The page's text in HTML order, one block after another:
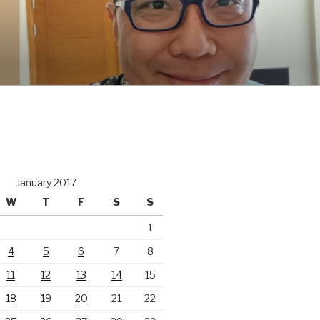
January 2017
W T F S S
1
4 5 6 7
8
11 12 13 14
15
18 19 20 21
22